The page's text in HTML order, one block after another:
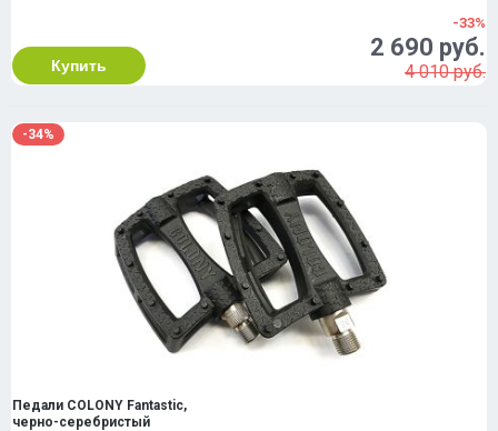
Купить
-33%
2 690 руб.
4 010 руб.
-34%
Педали COLONY Fantastic,
черно-серебристый